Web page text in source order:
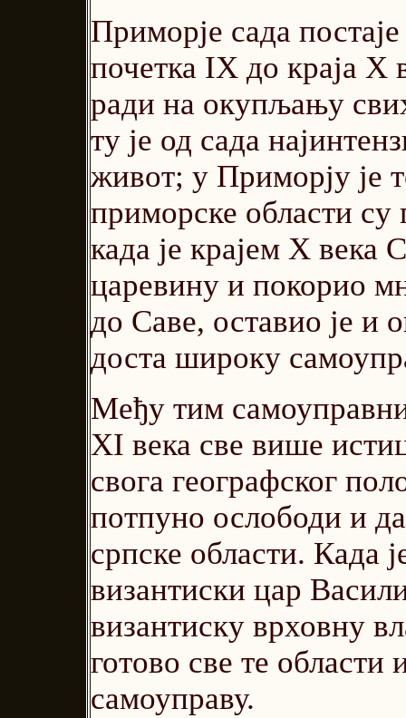
Приморје сада
почетка IX до краја Х
ради на окупљању
ту је од сада
живот; у Приморју је
приморске области су
када је крајем Х века
царевину и покорио
до Саве, оставио је и
доста широку
Међу тим
XI века све више
свога географског
потпуно ослободи и
српске области. Када
византиски цар
византиску врховну
готово све те области
самоуправу.